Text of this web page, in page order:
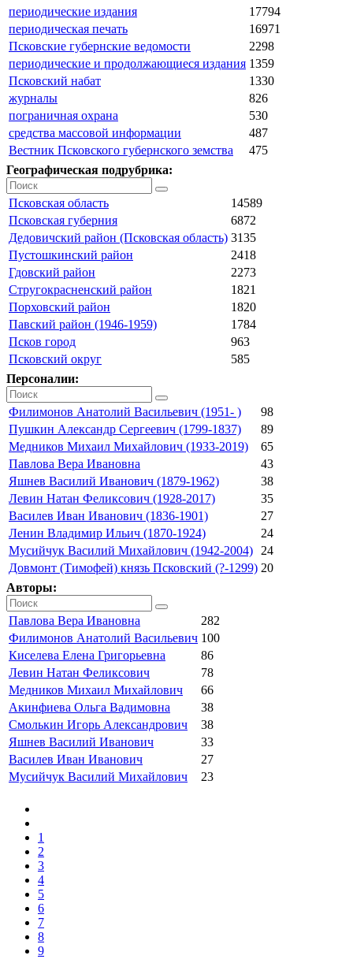
периодические издания
17794
периодическая печать
16971
Псковские губернские ведомости
2298
периодические и продолжающиеся издания 1359
Псковский набат
1330
журналы
826
пограничная охрана
530
средства массовой информации
487
Вестник Псковского губернского земства
475
Географическая подрубрика:
Псковская область
14589
Псковская губерния
6872
Дедовичский район (Псковская область) 3135
Пустошкинский район
2418
Гдовский район
2273
Стругокрасненский район
1821
Порховский район
1820
Павский район (1946-1959)
1784
Псков город
963
Псковский округ
585
Персоналии:
Филимонов Анатолий Васильевич (1951- )
98
Пушкин Александр Сергеевич (1799-1837)
89
Медников Михаил Михайлович (1933-2019)
65
Павлова Вера Ивановна
43
Яшнев Василий Иванович (1879-1962)
38
Левин Натан Феликсович (1928-2017)
35
Василев Иван Иванович (1836-1901)
27
Ленин Владимир Ильич (1870-1924)
24
Мусийчук Василий Михайлович (1942-2004)
24
Довмонт (Тимофей) князь Псковский (?-1299) 20
Авторы:
Павлова Вера Ивановна
282
Филимонов Анатолий Васильевич 100
Киселева Елена Григорьевна
86
Левин Натан Феликсович
78
Медников Михаил Михайлович
66
Акинфиева Ольга Вадимовна
38
Смолькин Игорь Александрович
38
Яшнев Василий Иванович
33
Василев Иван Иванович
27
Мусийчук Василий Михайлович
23
1
2
3
4
5
6
7
8
9